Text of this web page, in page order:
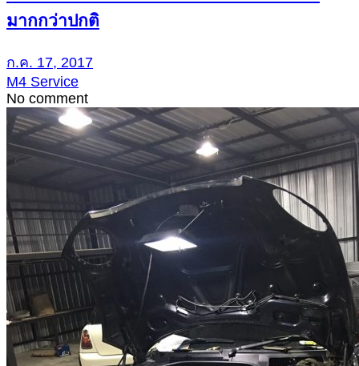
มากกว่าปกติ
ก.ค. 17, 2017
M4 Service
No comment